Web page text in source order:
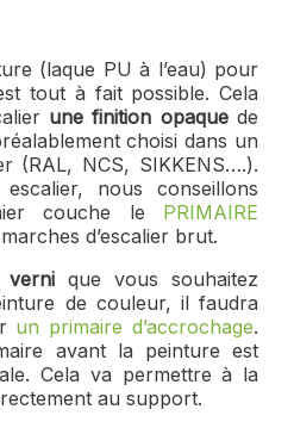
(laque PU à l’eau) pour
tout à fait possible. Cela
une finition opaquede
choisi dans un
(RAL, NCS, SIKKENS….).
nous conseillons
couche le PRIMAIRE
d’escalier brut.
verni que vous souhaitez
de couleur, il faudra
un primaire d’accrochage.
avant la peinture est
Cela va permettre à la
au support.